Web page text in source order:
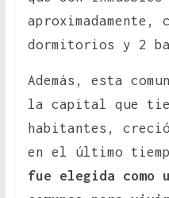
aproximadamente,
dormitorios y 2
Además, esta
la capital que
habitantes, creció
en el último
fue elegida como